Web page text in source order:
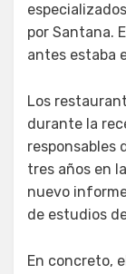
por Santana.
antes estaba
Los
durante la
responsables
tres años en
nuevo
de estudios
En concreto,